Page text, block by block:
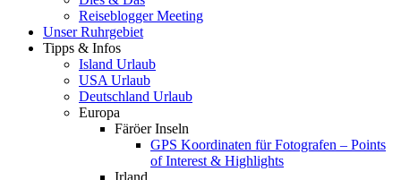
Reiseblogger Meeting
Unser Ruhrgebiet
Tipps & Infos
Island Urlaub
USA Urlaub
Deutschland Urlaub
Europa
Färöer Inseln
GPS Koordinaten für Fotografen – Points
of Interest & Highlights
Irland